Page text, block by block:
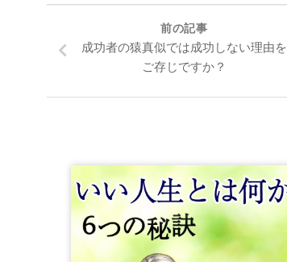
前の記事
成功者の猿真似では成功しない理由を
ご存じですか？